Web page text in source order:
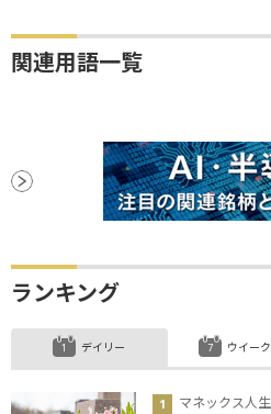
関連用語一覧
ランキング
デイリー
マネックス人
ウイー